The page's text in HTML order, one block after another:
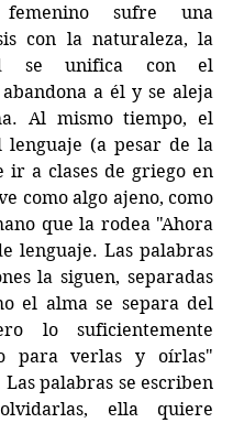
femenino sufre una
con la naturaleza, la
se unifica con el
a él y se aleja
Al mismo tiempo, el
(a pesar de la
ir a clases de griego en
como algo ajeno, como
que la rodea "Ahora
lenguaje. Las palabras
la siguen, separadas
el alma se separa del
lo suficientemente
para verlas y oírlas"
Las palabras se escriben
ella quiere